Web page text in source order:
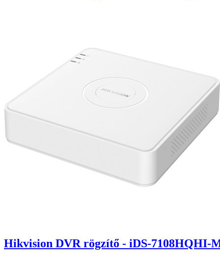
Hikvision DVR rögzítő - iDS-7108HQHI-